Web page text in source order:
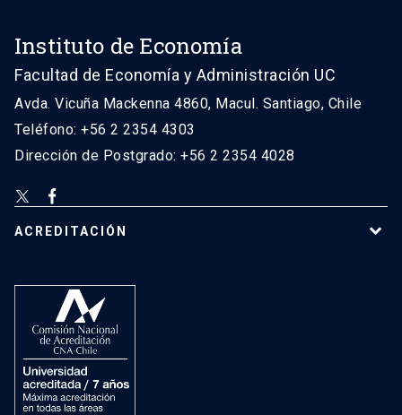
Instituto de Economía
Facultad de Economía y Administración UC
Avda. Vicuña Mackenna 4860, Macul. Santiago, Chile
Teléfono: +56 2 2354 4303
Dirección de Postgrado: +56 2 2354 4028
ACREDITACIÓN